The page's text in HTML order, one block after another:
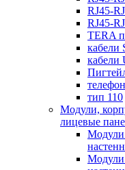
RJ45-
RJ45-
TERA
кабели
кабели
тип 110
Модули,
лицевые
Модули